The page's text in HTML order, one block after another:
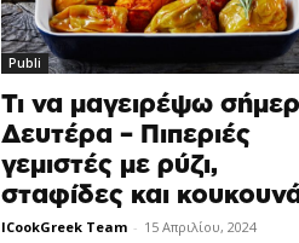
Publi
Τι να μαγειρέψω
Δευτέρα – Πιπεριές
γεμιστές με ρύζι,
σταφίδες και
ICookGreek Team - 15 Απριλίου, 2024